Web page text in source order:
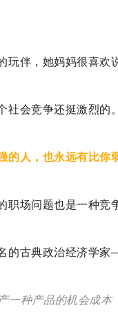
玩伴，她妈妈很喜欢
社会竞争还挺激烈的。
的人，也永远有比你
职场问题也是一种竞
的古典政治经济学家
一种产品的机会成